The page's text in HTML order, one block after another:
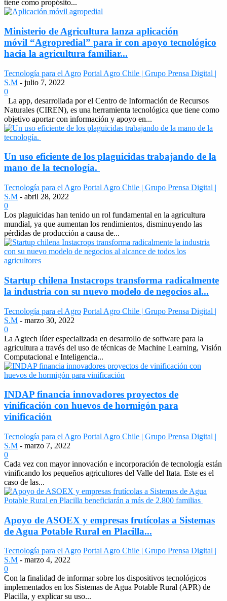
tiene como propósito...
Ministerio de Agricultura lanza aplicación
móvil “Agropredial” para ir con apoyo tecnológico
hacia la agricultura familiar...
Tecnología para el Agro Portal Agro Chile | Grupo Prensa Digital |
S.M - julio 7, 2022
0
La app, desarrollada por el Centro de Información de Recursos
Naturales (CIREN), es una herramienta tecnológica que tiene como
objetivo aportar con información y apoyo en...
Un uso eficiente de los plaguicidas trabajando de la
mano de la tecnología.
Tecnología para el Agro Portal Agro Chile | Grupo Prensa Digital |
S.M - abril 28, 2022
0
Los plaguicidas han tenido un rol fundamental en la agricultura
mundial, ya que aumentan los rendimientos, disminuyendo las
pérdidas de producción a causa de...
Startup chilena Instacrops transforma radicalmente
la industria con su nuevo modelo de negocios al...
Tecnología para el Agro Portal Agro Chile | Grupo Prensa Digital |
S.M - marzo 30, 2022
0
La Agtech líder especializada en desarrollo de software para la
agricultura a través del uso de técnicas de Machine Learning, Visión
Computacional e Inteligencia...
INDAP financia innovadores proyectos de
vinificación con huevos de hormigón para
vinificación
Tecnología para el Agro Portal Agro Chile | Grupo Prensa Digital |
S.M - marzo 7, 2022
0
Cada vez con mayor innovación e incorporación de tecnología están
vinificando los pequeños agricultores del Valle del Itata. Este es el
caso de las...
Apoyo de ASOEX y empresas frutícolas a Sistemas
de Agua Potable Rural en Placilla...
Tecnología para el Agro Portal Agro Chile | Grupo Prensa Digital |
S.M - marzo 4, 2022
0
Con la finalidad de informar sobre los dispositivos tecnológicos
implementados en los Sistemas de Agua Potable Rural (APR) de
Placilla, y explicar su uso...